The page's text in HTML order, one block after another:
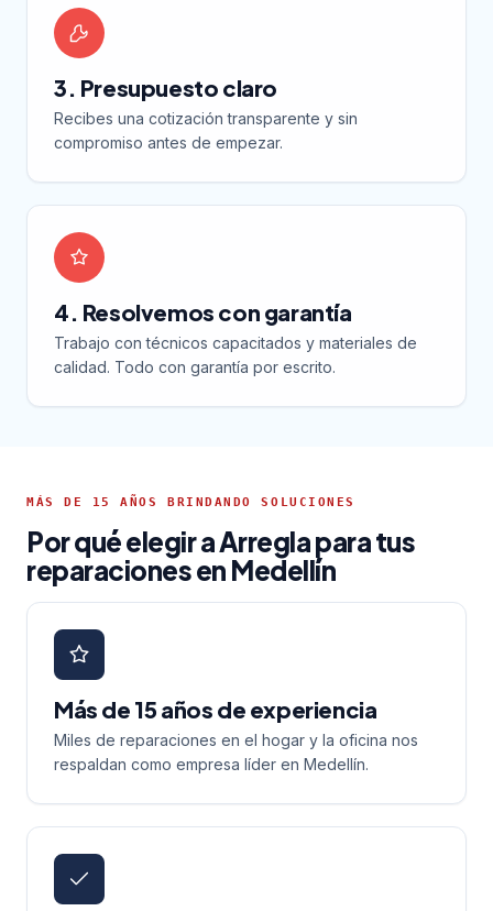
3. Presupuesto claro
Recibes una cotización transparente y sin
compromiso antes de empezar.
4. Resolvemos con garantía
Trabajo con técnicos capacitados y materiales de
calidad. Todo con garantía por escrito.
MÁS DE 15 AÑOS BRINDANDO SOLUCIONES
Por qué elegir a Arregla para tus
reparaciones en Medellín
Más de 15 años de experiencia
Miles de reparaciones en el hogar y la oficina nos
respaldan como empresa líder en Medellín.